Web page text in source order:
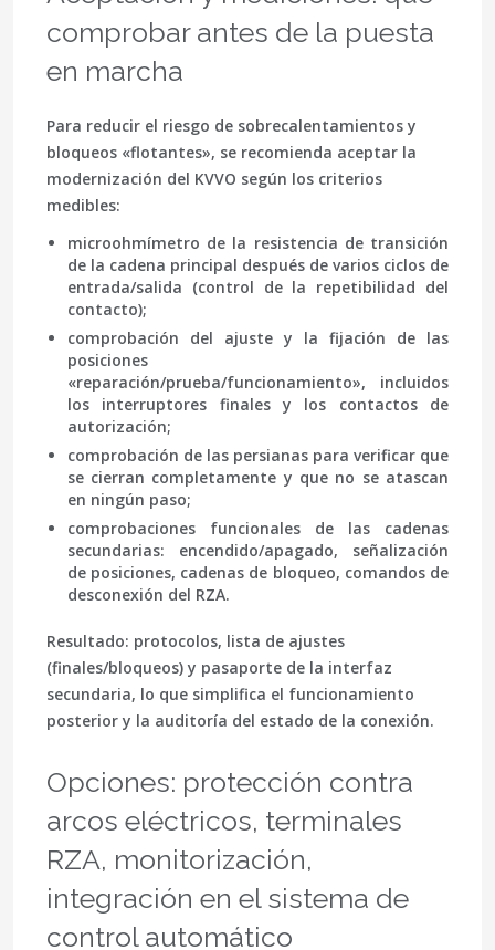
comprobar antes de la puesta
en marcha
Para reducir el riesgo de sobrecalentamientos y
bloqueos «flotantes», se recomienda aceptar la
modernización del KVVO según los criterios
medibles:
microohmímetro de la resistencia de transición
de la cadena principal después de varios ciclos de
entrada/salida (control de la repetibilidad del
contacto);
comprobación del ajustey la fijación de las
posiciones
«reparación/prueba/funcionamiento», incluidos
los interruptores finales y los contactos de
autorización;
comprobación de las persianaspara verificar que
se cierran completamente y que no se atascan
en ningún paso;
comprobaciones funcionales de las cadenas
secundarias: encendido/apagado, señalización
de posiciones, cadenas de bloqueo, comandos de
desconexión del RZA.
Resultado: protocolos, lista de ajustes
(finales/bloqueos) y pasaporte de la interfaz
secundaria, lo que simplifica el funcionamiento
posterior y la auditoría del estado de la conexión.
Opciones: protección contra
arcos eléctricos, terminales
RZA, monitorización,
integración en el sistema de
control automático